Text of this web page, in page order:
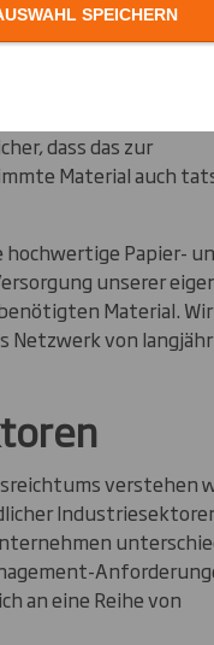
wir
dabei, ihre
Unser
dass das zur
Material auch
hochwertige Papier-
unserer
Material.
Netzwerk von
verstehen
an eine Reihe von